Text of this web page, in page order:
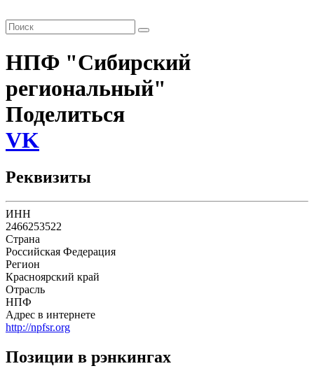
НПФ "Сибирский
региональный"
Поделиться
VK
Реквизиты
ИНН
2466253522
Страна
Российская Федерация
Регион
Красноярский край
Отрасль
НПФ
Адрес в интернете
http://npfsr.org
Позиции в рэнкингах